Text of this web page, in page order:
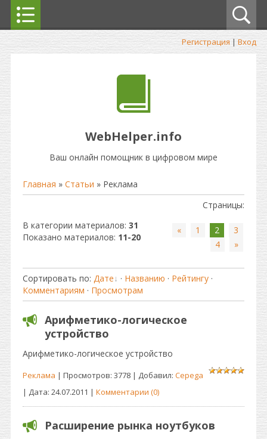
Регистрация | Вход
WebHelper.info
Ваш онлайн помощник в цифровом мире
Главная » Статьи » Реклама
В категории материалов: 31
Показано материалов: 11-20
Страницы:
« 1 2
3
4
»
Сортировать по: Дате · Названию · Рейтингу ·
Комментариям · Просмотрам
Арифметико-логическое
устройство
Арифметико-логическое устройство
Реклама | Просмотров: 3778 | Добавил: Cepega
| Дата: 24.07.2011 | Комментарии (0)
Расширение рынка ноутбуков